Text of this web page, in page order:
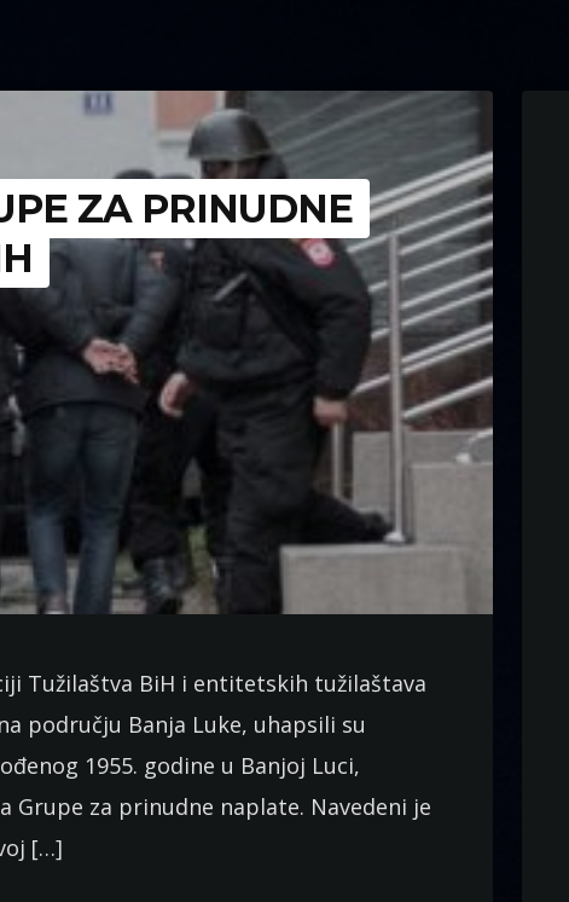
ZA PRINUDNE
Tužilaštva BiH i entitetskih tužilaštava
području Banja Luke, uhapsili su
1955. godine u Banjoj Luci,
Grupe za prinudne naplate. Navedeni je
[…]